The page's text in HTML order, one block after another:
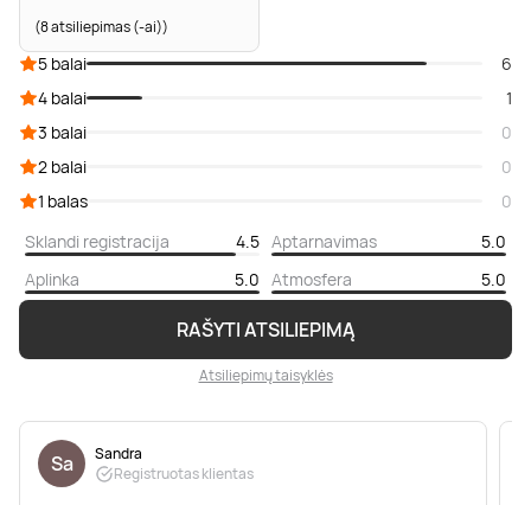
(8 atsiliepimas (-ai))
RAŠYTI ATSILIEPIMĄ
Atsiliepimų taisyklės
5 balai
6
4 balai
1
3 balai
0
2 balai
0
1 balas
0
Sklandi registracija
4.5 Aptarnavimas
5.0
Aplinka
5.0 Atmosfera 5.0
Sa
Sandra
Registruotas klientas